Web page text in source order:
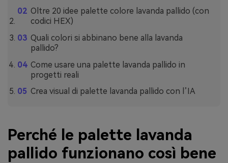
Oltre 20 idee palette colore lavanda pallido (con
codici HEX)
Quali colori si abbinano bene alla lavanda
pallido?
Come usare una palette lavanda pallido in
progetti reali
Crea visual di palette lavanda pallido con l’IA
Perché le palette lavanda
pallido funzionano così bene